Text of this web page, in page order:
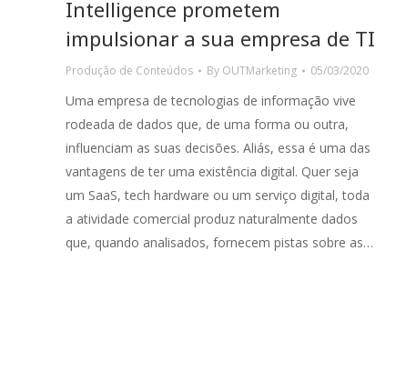
Intelligence prometem
impulsionar a sua empresa de TI
Produção de Conteúdos By OUTMarketing 05/03/2020
Uma empresa de tecnologias de informação vive
rodeada de dados que, de uma forma ou outra,
influenciam as suas decisões. Aliás, essa é uma das
vantagens de ter uma existência digital. Quer seja
um SaaS, tech hardware ou um serviço digital, toda
a atividade comercial produz naturalmente dados
que, quando analisados, fornecem pistas sobre as…